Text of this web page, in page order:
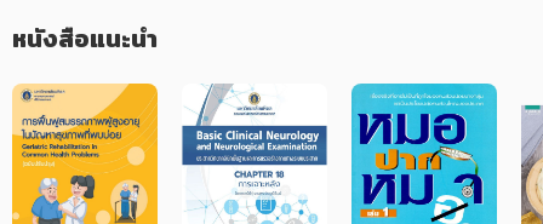
ภาษาศาสตร์
หนังสือเด็ก
การพัฒนาตนเอง
ความรู้ทั่วไป
หนังสือแนะนำ